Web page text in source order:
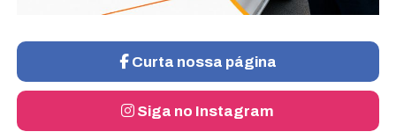
Curta nossa página
Siga no Instagram